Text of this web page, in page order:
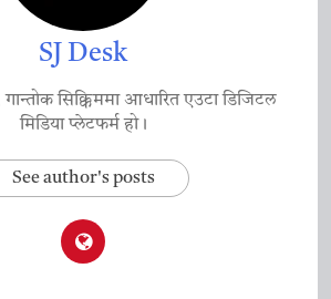
SJ Desk
सिक्किममा आधारित एउटा डिजिटल
मिडिया प्लेटफर्म हो।
See author's posts